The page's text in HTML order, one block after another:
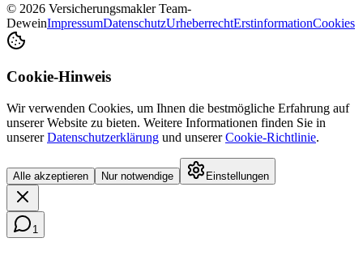
© 2026 Versicherungsmakler Team-
DeweinImpressumDatenschutzUrheberrechtErstinformationCookies
Cookie-Hinweis
Wir verwenden Cookies, um Ihnen die bestmögliche Erfahrung auf
unserer Website zu bieten. Weitere Informationen finden Sie in
unsererDatenschutzerklärung und unsererCookie-Richtlinie.
Alle akzeptieren Nur notwendige Einstellungen
1